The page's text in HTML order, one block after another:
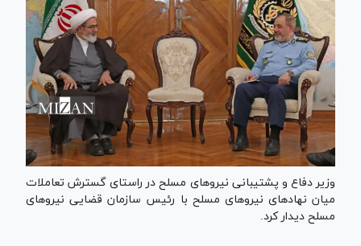
وزیر دفاع و پشتیبانی نیرو‌های مسلح در راستای گسترش تعاملات
میان نهاد‌های نیرو‌های مسلح با رئیس سازمان قضایی نیرو‌های
مسلح دیدار کرد.